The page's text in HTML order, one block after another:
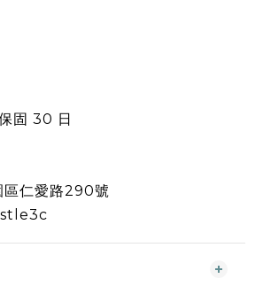
固 30 日
區仁愛路290號